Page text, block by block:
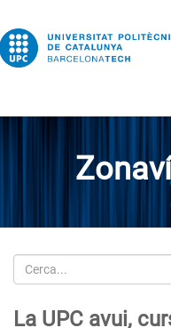
Cerca
La UPC avui,